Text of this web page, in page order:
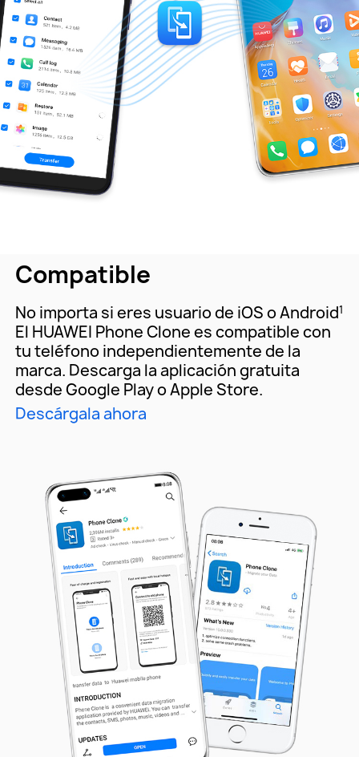
Compatible
No importa si eres usuario de iOS o Android1
El HUAWEI Phone Clone es compatible con
tu teléfono independientemente de la
marca. Descarga la aplicación gratuita
desde Google Play o Apple Store.
Descárgala ahora